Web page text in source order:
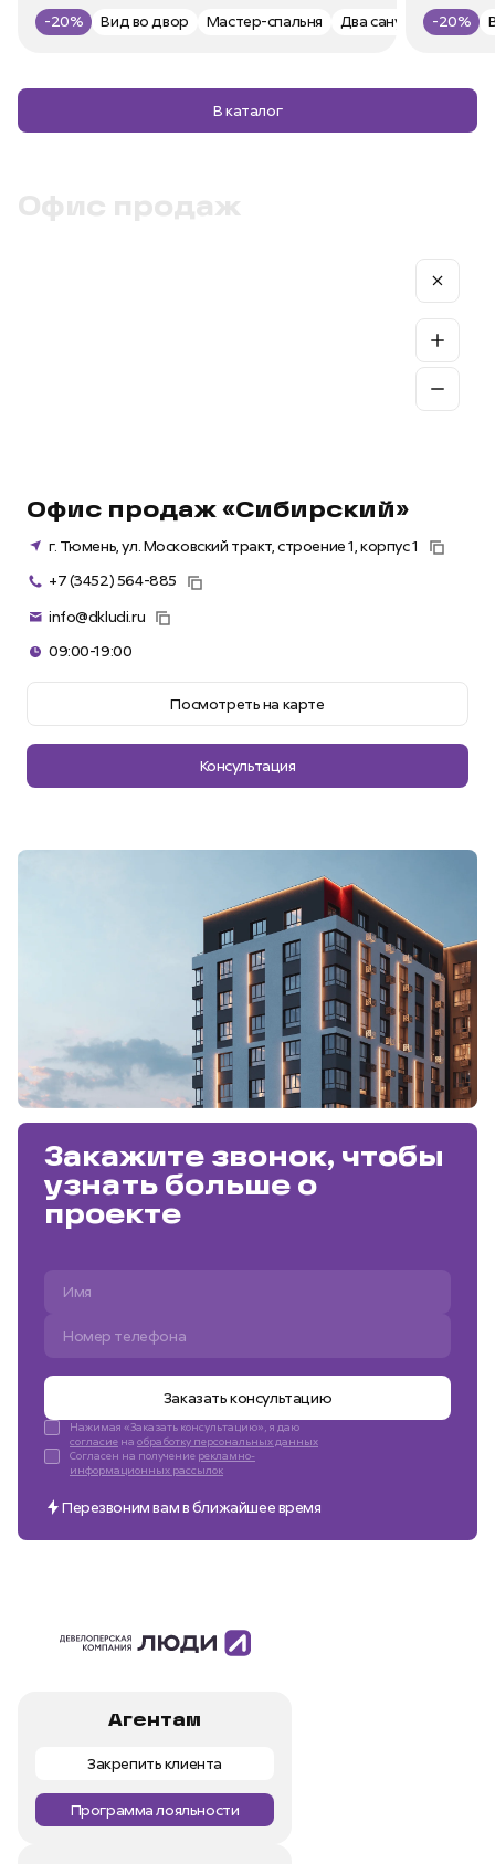
-20% Вид во двор Мастер-спальня Два санузла -20%
В каталог
Офис продаж
Офис продаж «Сибирский»
г. Тюмень, ул. Московский тракт, строение 1, корпус 1
+7 (3452) 564-885
info@dkludi.ru
09:00-19:00
Посмотреть на карте
Консультация
Закажите звонок, чтобы
узнать больше о
проекте
Заказать консультацию
Нажимая «Заказать консультацию», я даю
согласие на обработку персональных данных
Согласен на получение рекламно-
информационных рассылок
Перезвоним вам в ближайшее время
Агентам
Закрепить клиента
Программа лояльности